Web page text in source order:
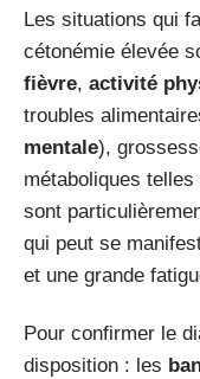
Les situations qui
cétonémie élevée
fièvre, activité
troubles
mentale),
métaboliques
sont
qui peut se
et une grande
Pour confirmer le
disposition : les